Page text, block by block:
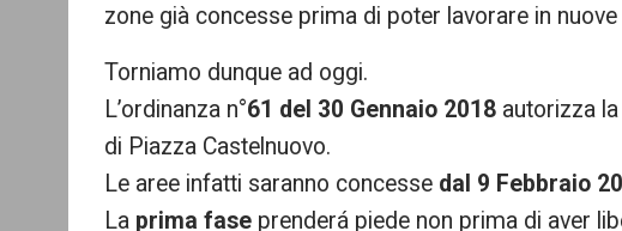
zone già concesse prima di poter lavorare in nuove
Torniamo dunque ad oggi.
L’ordinanza n°61 del 30 Gennaio 2018 autorizza
di Piazza Castelnuovo.
Le aree infatti saranno concesse dal 9 Febbraio
La prima fase prenderá piede non prima di aver